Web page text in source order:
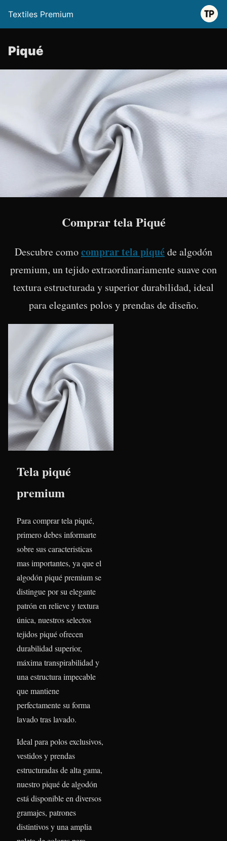
Textiles Premium
Piqué
Comprar tela Piqué
Descubre comocomprar tela piquéde algodón
premium, un tejido extraordinariamente suave con
textura estructurada y superior durabilidad, ideal
para elegantes polos y prendas de diseño.
Tela piqué
premium
Para comprar tela piqué,
primero debes informarte
sobre sus caracteristicas
mas importantes, ya que el
algodón piqué premium se
distingue por su elegante
patrón en relieve y textura
única, nuestros selectos
tejidos piqué ofrecen
durabilidad superior,
máxima transpirabilidad y
una estructura impecable
que mantiene
perfectamente su forma
lavado tras lavado.
Ideal para polos exclusivos,
vestidos y prendas
estructuradas de alta gama,
nuestro piqué de algodón
está disponible en diversos
gramajes, patrones
distintivos y una amplia